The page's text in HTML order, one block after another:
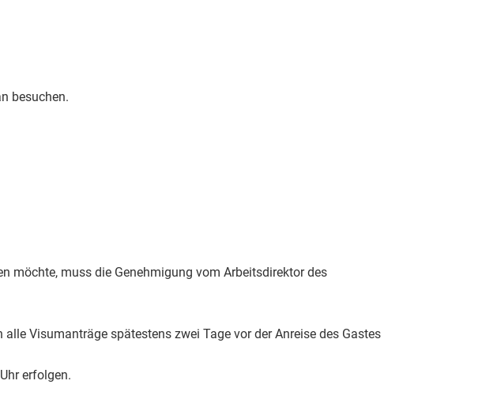
besuchen.
möchte, muss die Genehmigung vom Arbeitsdirektor des
Visumanträge spätestens zwei Tage vor der Anreise des Gastes
erfolgen.